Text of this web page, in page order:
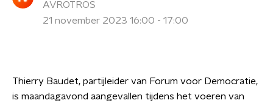
AVROTROS
21 november 2023 16:00 - 17:00
Thierry Baudet, partijleider van Forum voor Democratie,
is maandagavond aangevallen tijdens het voeren van